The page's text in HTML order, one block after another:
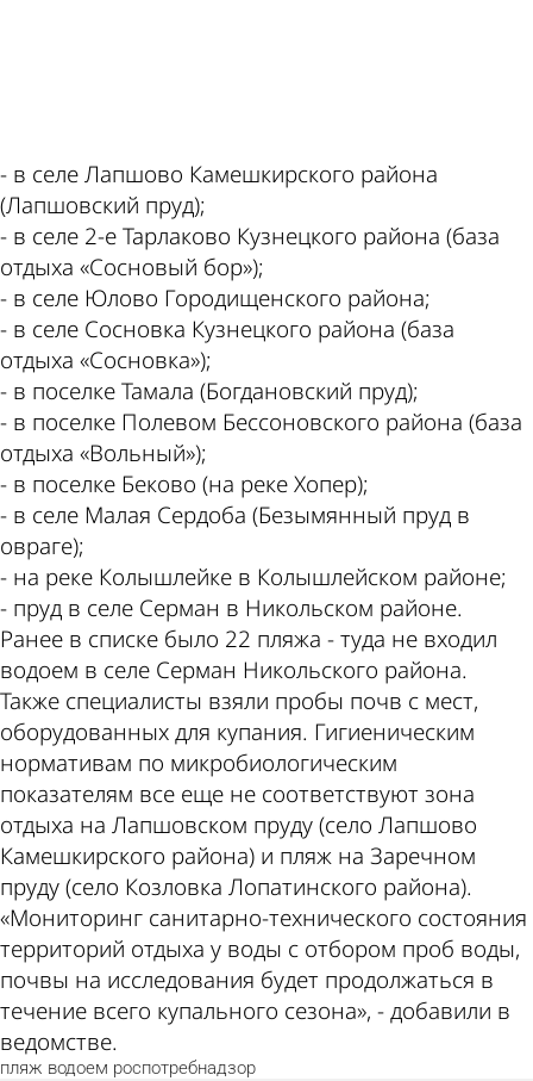
- в селе Лапшово Камешкирского района
(Лапшовский пруд);
- в селе 2-е Тарлаково Кузнецкого района (база
отдыха «Сосновый бор»);
- в селе Юлово Городищенского района;
- в селе Сосновка Кузнецкого района (база
отдыха «Сосновка»);
- в поселке Тамала (Богдановский пруд);
- в поселке Полевом Бессоновского района (база
отдыха «Вольный»);
- в поселке Беково (на реке Хопер);
- в селе Малая Сердоба (Безымянный пруд в
овраге);
- на реке Колышлейке в Колышлейском районе;
- пруд в селе Серман в Никольском районе.
Ранее в списке было 22 пляжа - туда не входил
водоем в селе Серман Никольского района.
Также специалисты взяли пробы почв с мест,
оборудованных для купания. Гигиеническим
нормативам по микробиологическим
показателям все еще не соответствуют зона
отдыха на Лапшовском пруду (село Лапшово
Камешкирского района) и пляж на Заречном
пруду (село Козловка Лопатинского района).
«Мониторинг санитарно-технического состояния
территорий отдыха у воды с отбором проб воды,
почвы на исследования будет продолжаться в
течение всего купального сезона», - добавили в
ведомстве.
пляж водоем роспотребнадзор